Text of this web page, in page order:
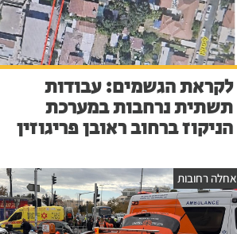
לקראת הגשמים: עבודות
תשתית נרחבות במערכת
הניקוז ברחוב ראובן פריגוזין
אחלה רחובות